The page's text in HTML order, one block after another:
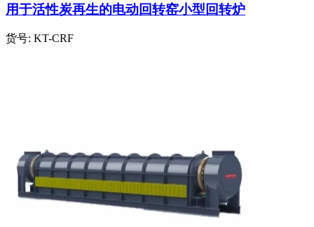
用于活性炭再生的电动回转窑小型回转炉
货号: KT-CRF